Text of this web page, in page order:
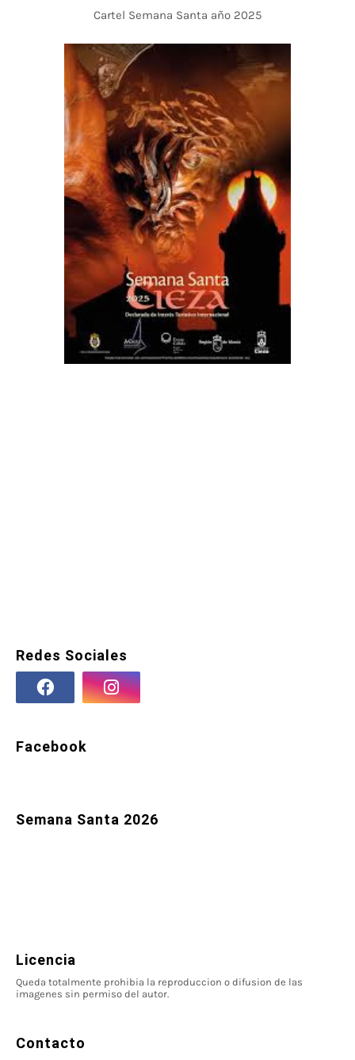
Cartel Semana Santa año 2025
Redes Sociales
Facebook
Semana Santa 2026
Licencia
Queda totalmente prohibia la reproduccion o difusion de las
imagenes sin permiso del autor.
Contacto